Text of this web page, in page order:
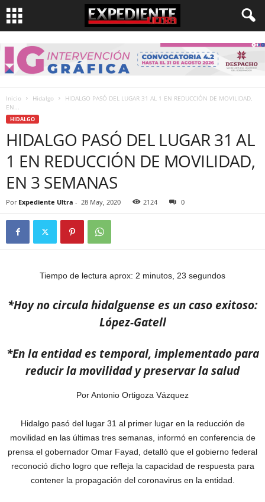
Inicio Hidalgo
HIDALGO PASÓ DEL LUGAR 31 AL 1 EN REDUCCIÓN DE MOVILIDAD,
EN...
HIDALGO
HIDALGO PASÓ DEL LUGAR 31 AL
1 EN REDUCCIÓN DE MOVILIDAD,
EN 3 SEMANAS
Por Expediente Ultra - 28 May, 2020 2124 0
Tiempo de lectura aprox: 2 minutos, 23 segundos
*Hoy no circula hidalguense es un caso exitoso:
López-Gatell
*En la entidad es temporal, implementado para
reducir la movilidad y preservar la salud
Por Antonio Ortigoza Vázquez
Hidalgo pasó del lugar 31 al primer lugar en la reducción de
movilidad en las últimas tres semanas, informó en conferencia de
prensa el gobernador Omar Fayad, detalló que el gobierno federal
reconoció dicho logro que refleja la capacidad de respuesta para
contener la propagación del coronavirus en la entidad.